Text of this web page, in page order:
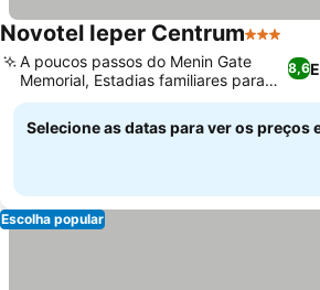
Novotel Ieper Centrum3 Estrelas
8,6
A poucos passos do Menin Gate
Memorial, Estadias familiares para
crianças
Selecione as datas para ver os preços
Escolha popular